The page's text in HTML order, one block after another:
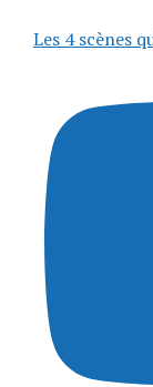
Les 4 scènes